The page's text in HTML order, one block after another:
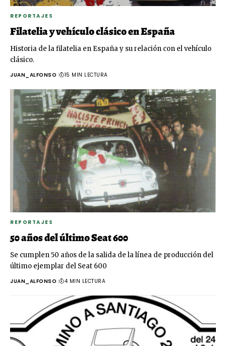
REPORTAJES
Filatelia y vehículo clásico en España
Historia de la filatelia en España y su relación con el vehículo
clásico.
JUAN_ALFONSO 15 MIN LECTURA
REPORTAJES
50 años del último Seat 600
Se cumplen 50 años de la salida de la línea de producción del
último ejemplar del Seat 600
JUAN_ALFONSO 4 MIN LECTURA